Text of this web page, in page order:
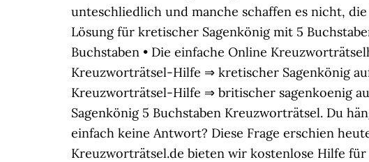
unteschliedlich und manche schaffen es nicht,
Lösung für kretischer Sagenkönig mit 5
Buchstaben • Die einfache Online
Kreuzworträtsel-Hilfe ⇒ kretischer Sagenkönig
Kreuzworträtsel-Hilfe ⇒ britischer sagenkoenig
Sagenkönig 5 Buchstaben Kreuzworträtsel. Du
einfach keine Antwort? Diese Frage erschien
Kreuzworträtsel.de bieten wir kostenlose Hilfe